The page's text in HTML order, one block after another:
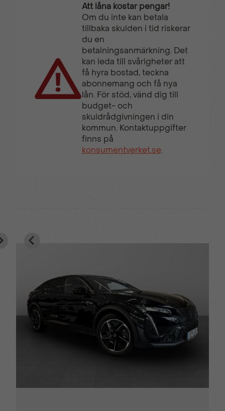
Att låna kostar pengar!
Om du inte kan betala
tillbaka skulden i tid riskerar
du en
betalningsanmärkning. Det
kan leda till svårigheter att
få hyra bostad, teckna
abonnemang och få nya
lån. För stöd, vänd dig till
budget- och
skuldrådgivningen i din
kommun. Kontaktuppgifter
finns på
konsumentverket.se.